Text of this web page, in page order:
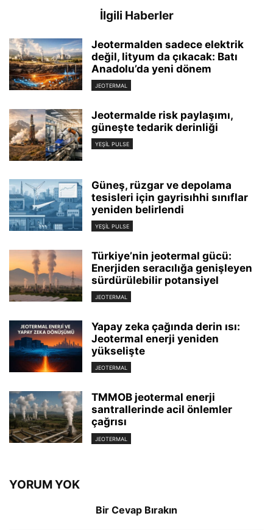
İlgili Haberler
Jeotermalden sadece elektrik
değil, lityum da çıkacak: Batı
Anadolu’da yeni dönem
JEOTERMAL
Jeotermalde risk paylaşımı,
güneşte tedarik derinliği
YEŞIL PULSE
Güneş, rüzgar ve depolama
tesisleri için gayrisıhhi sınıflar
yeniden belirlendi
YEŞIL PULSE
Türkiye’nin jeotermal gücü:
Enerjiden seracılığa genişleyen
sürdürülebilir potansiyel
JEOTERMAL
Yapay zeka çağında derin ısı:
Jeotermal enerji yeniden
yükselişte
JEOTERMAL
TMMOB jeotermal enerji
santrallerinde acil önlemler
çağrısı
JEOTERMAL
YORUM YOK
Bir Cevap Bırakın